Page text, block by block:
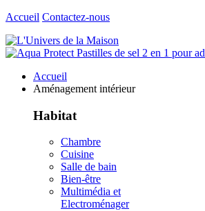
Accueil Contactez-nous
Accueil
Aménagement intérieur
Habitat
Chambre
Cuisine
Salle de bain
Bien-être
Multimédia et
Electroménager